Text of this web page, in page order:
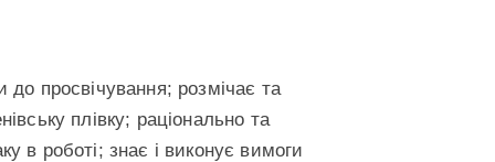
до просвічування; розмічає та
плівку; раціонально та
в роботі; знає і виконує вимоги